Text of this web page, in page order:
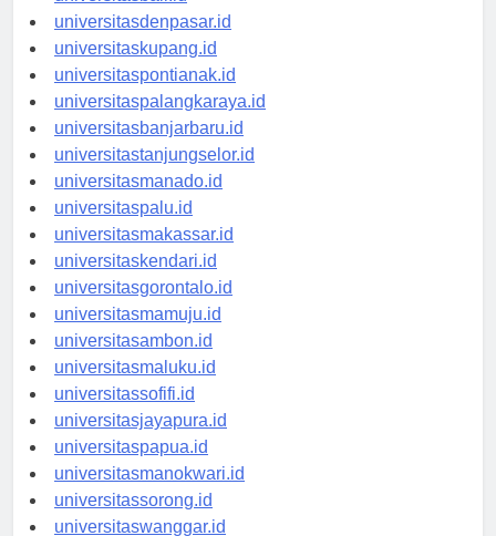
universitasbali.id
universitasdenpasar.id
universitaskupang.id
universitaspontianak.id
universitaspalangkaraya.id
universitasbanjarbaru.id
universitastanjungselor.id
universitasmanado.id
universitaspalu.id
universitasmakassar.id
universitaskendari.id
universitasgorontalo.id
universitasmamuju.id
universitasambon.id
universitasmaluku.id
universitassofifi.id
universitasjayapura.id
universitaspapua.id
universitasmanokwari.id
universitassorong.id